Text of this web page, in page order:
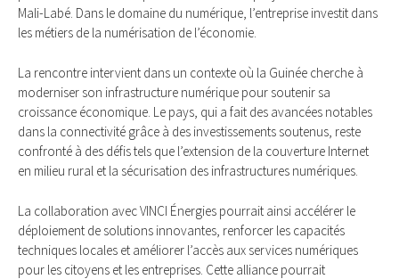
Mali-Labé. Dans le domaine du numérique, l’entreprise investit dans
les métiers de la numérisation de l’économie.
La rencontre intervient dans un contexte où la Guinée cherche à
moderniser son infrastructure numérique pour soutenir sa
croissance économique. Le pays, qui a fait des avancées notables
dans la connectivité grâce à des investissements soutenus, reste
confronté à des défis tels que l’extension de la couverture Internet
en milieu rural et la sécurisation des infrastructures numériques.
La collaboration avec VINCI Énergies pourrait ainsi accélérer le
déploiement de solutions innovantes, renforcer les capacités
techniques locales et améliorer l’accès aux services numériques
pour les citoyens et les entreprises. Cette alliance pourrait